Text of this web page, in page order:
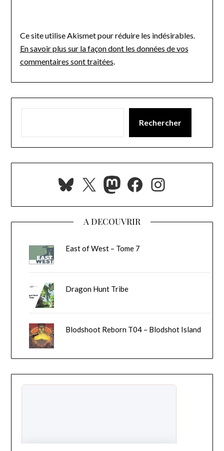
Ce site utilise Akismet pour réduire les indésirables.
En savoir plus sur la façon dont les données de vos
commentaires sont traitées.
Rechercher
Bluesky
X Mastodon
Facebook
A DECOUVRIR
East of West – Tome 7
Dragon Hunt Tribe
Blodshoot Reborn T04 – Blodshot Island